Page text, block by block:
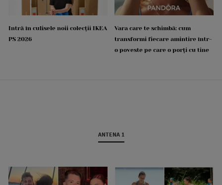
Intră în culisele noii colecții IKEA
PS 2026
Vara care te schimbă: cum
transformi fiecare amintire într-
o poveste pe care o porți cu tine
ANTENA 1